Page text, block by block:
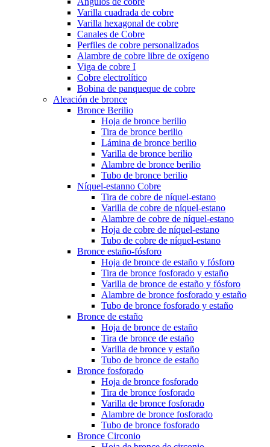
Varilla cuadrada de cobre
Varilla hexagonal de cobre
Canales de Cobre
Perfiles de cobre personalizados
Alambre de cobre libre de oxígeno
Viga de cobre I
Cobre electrolítico
Bobina de panqueque de cobre
Aleación de bronce
Bronce Berilio
Hoja de bronce berilio
Tira de bronce berilio
Lámina de bronce berilio
Varilla de bronce berilio
Alambre de bronce berilio
Tubo de bronce berilio
Níquel-estanno Cobre
Tira de cobre de níquel-estano
Varilla de cobre de níquel-estano
Alambre de cobre de níquel-estano
Hoja de cobre de níquel-estano
Tubo de cobre de níquel-estano
Bronce estaño-fósforo
Hoja de bronce de estaño y fósforo
Tira de bronce fosforado y estaño
Varilla de bronce de estaño y fósforo
Alambre de bronce fosforado y estaño
Tubo de bronce fosforado y estaño
Bronce de estaño
Hoja de bronce de estaño
Tira de bronce de estaño
Varilla de bronce y estaño
Tubo de bronce de estaño
Bronce fosforado
Hoja de bronce fosforado
Tira de bronce fosforado
Varilla de bronce fosforado
Alambre de bronce fosforado
Tubo de bronce fosforado
Bronce Circonio